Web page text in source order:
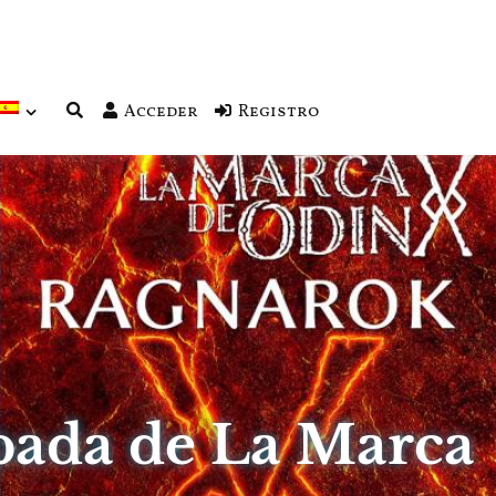
Acceder Registro
de La Marca